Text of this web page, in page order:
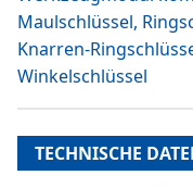
Maulschlüssel,
Knarren-
Winkelschlüssel
TECHNISCHE